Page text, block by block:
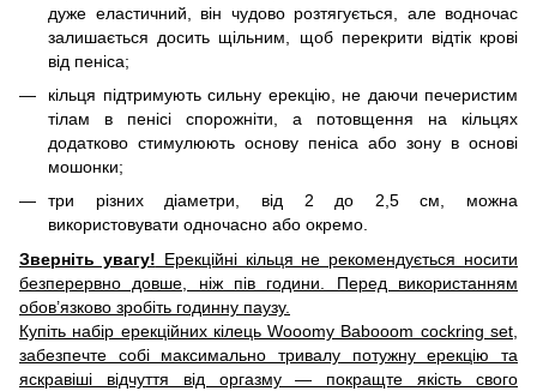
дуже еластичний, він чудово розтягується, але водночас
залишається досить щільним, щоб перекрити відтік крові
від пеніса;
кільця підтримують сильну ерекцію, не даючи печеристим
тілам в пенісі спорожніти, а потовщення на кільцях
додатково стимулюють основу пеніса або зону в основі
мошонки;
три різних діаметри, від 2 до 2,5 см, можна
використовувати одночасно або окремо.
Зверніть увагу! Ерекційні кільця не рекомендується носити
безперервно довше, ніж пів години. Перед використанням
обов’язково зробіть годинну паузу.
Купіть набір ерекційних кілець Wooomy Babooom cockring set,
забезпечте собі максимально тривалу потужну ерекцію та
яскравіші відчуття від оргазму — покращте якість свого